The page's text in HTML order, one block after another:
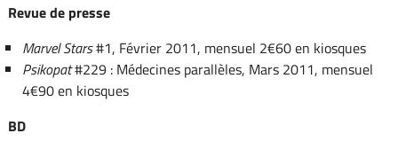
Revue de presse
Marvel Stars#1, Février 2011, mensuel 2€60 en kiosques
Psikopat#229 : Médecines parallèles, Mars 2011, mensuel
4€90 en kiosques
BD